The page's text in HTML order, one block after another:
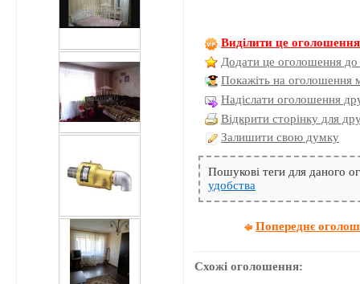
Виділити це оголошення
Додати це оголошення до
Покажіть на оголошення
Надіслати оголошення
Відкрити сторінку для
Залишити свою думку
Пошукові теги для даного
удобства
Попереднє
Схожі оголошення: